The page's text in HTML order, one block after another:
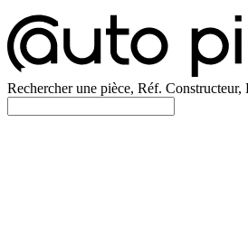
Rechercher une pièce, Réf. Constructeur,